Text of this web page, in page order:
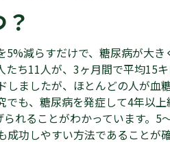
減らすだけで、糖尿病が大き
ち11人が、3ヶ月間で平均15
しましたが、ほとんどの人が血
も、糖尿病を発症して4年以
れることがわかっています。5
功しやすい方法であることが